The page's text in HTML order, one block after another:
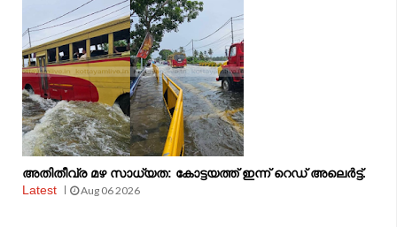
അതിതീവ്ര മഴ സാധ്യത: കോട്ടയത്ത് ഇന്ന് റെഡ് അലെർട്ട്.
Latest
Aug 06 2026